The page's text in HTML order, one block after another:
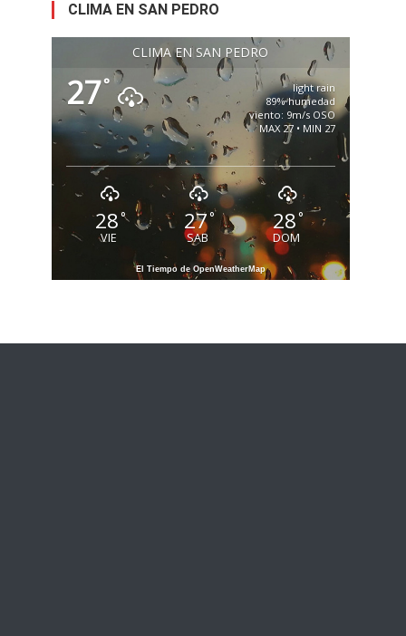
CLIMA EN SAN PEDRO
CLIMA EN SAN PEDRO
27°
light rain
89% humedad
viento: 9m/s OSO
MAX 27 • MIN 27
28°
VIE
27°
SAB
28°
DOM
El Tiempo de OpenWeatherMap